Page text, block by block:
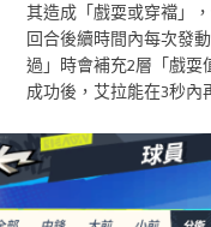
其造成「戲耍或穿襠」
回合後續時間內每次發
過」時會補充2層「戲耍
成功後，艾拉能在3秒內